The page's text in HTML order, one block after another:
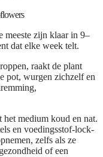
meeste zijn klaar in 9–
dat elke week telt.
raakt de plant
pot, wurgen zichzelf en
medium koud en nat.
en voedingsstof-lock-
zelfs als ze
of een